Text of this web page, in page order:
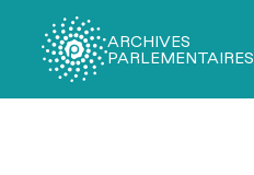
ARCHIVES
PARLEMENTAIRES